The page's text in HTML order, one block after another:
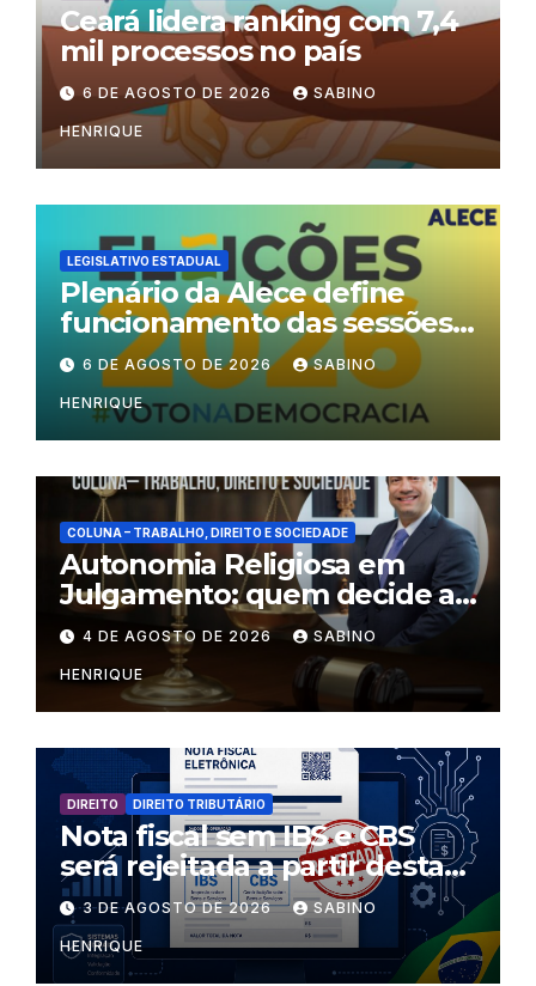
Ceará lidera ranking com 7,4
mil processos no país
6 DE AGOSTO DE 2026 SABINO
HENRIQUE
LEGISLATIVO ESTADUAL
Plenário da Alece define
funcionamento das sessões
durante o período eleitoral
6 DE AGOSTO DE 2026 SABINO
HENRIQUE
COLUNA – TRABALHO, DIREITO E SOCIEDADE
Autonomia Religiosa em
Julgamento: quem decide as
regras dentro dos templos?
4 DE AGOSTO DE 2026 SABINO
HENRIQUE
DIREITO DIREITO TRIBUTÁRIO
Nota fiscal sem IBS e CBS
será rejeitada a partir desta
segunda-feira
3 DE AGOSTO DE 2026 SABINO
HENRIQUE